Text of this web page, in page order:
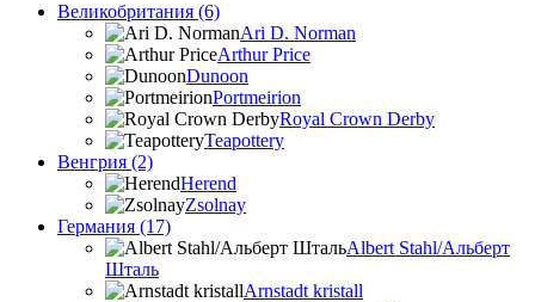
Великобритания (6)
Ari D. Norman
Arthur Price
Dunoon
Portmeirion
Royal Crown Derby
Teapottery
Венгрия (2)
Herend
Zsolnay
Германия (17)
Albert Stahl/Альбеpт
Шталь
Arnstadt kristall